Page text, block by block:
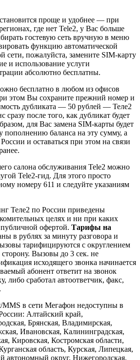
проще и удобнее — при
где нет Tele2, у Вас больше
гостевую сеть вручную в меню
функцию автоматической
сети, пожалуйста, замените SIM-карту
и использование услуги
абсолютно бесплатны.
бесплатно в любом из офисов
этом Вы сохраните прежний номер и
дубликата — 50 рублей — Теле2
сразу после того, как дубликат будет
для Вас замена SIM-карты будет
пополнению баланса на эту сумму, а
и оставаться при этом на связи
салона обслуживания Tele2 можно
Tele2-гид. Для этого просто
номеру 611 и следуйте указаниям
Теле2 по России приведены
целях и ни при каких
офертой. Тарифы на
в рублях за минуту разговора и
тарифицируются с округлением
Вызовы до 3 сек. не
исходящего звонка начинается
абонент ответит на звонок
либо сработал автоответчик, факс,
в сети Мегафон недоступны в
Алтайский край,
Брянская, Владимирская,
Ивановская, Калининградская,
Кировская, Костромская области,
область, Курская, Липецкая,
автономный округ, Нижегородская,